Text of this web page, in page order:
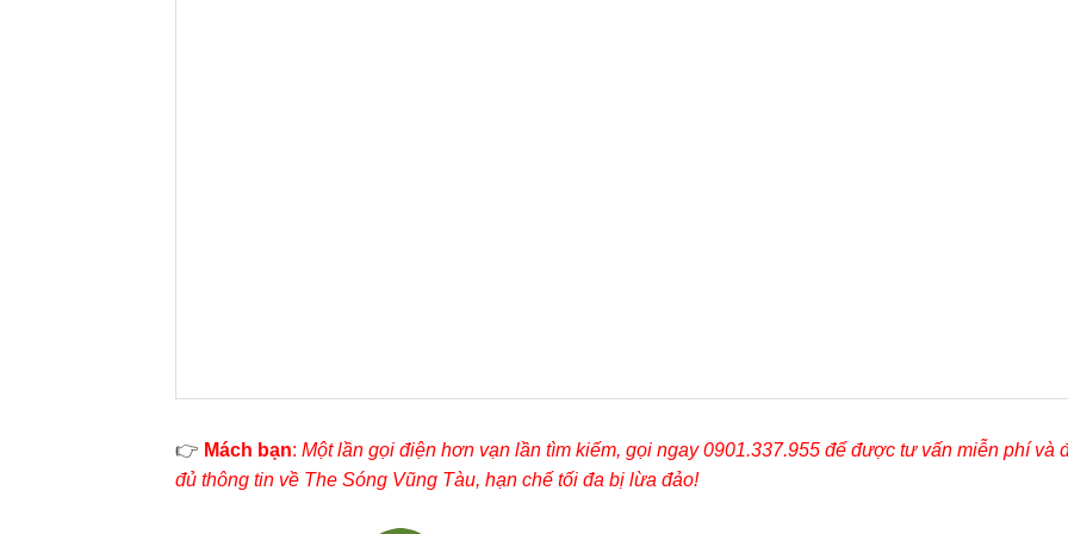
👉 Mách bạn: Một lần gọi điện hơn vạn lần tìm kiếm, gọi ngay 0901.337.955 để được tư vấn miễn phí và
đủ thông tin về The Sóng Vũng Tàu, hạn chế tối đa bị lừa đảo!